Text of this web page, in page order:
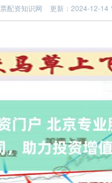
配资知识网 更新：2024-12-14